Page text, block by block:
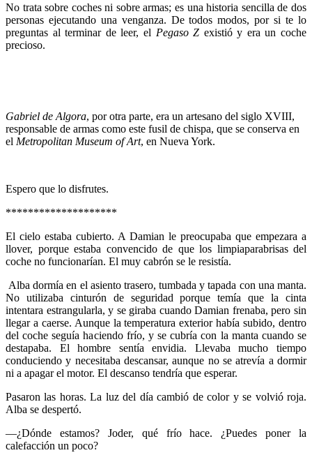
No trata sobre coches ni sobre armas; es una historia sencilla de dos
personas ejecutando una venganza. De todos modos, por si te lo
preguntas al terminar de leer, el Pegaso Z existió y era un coche
precioso.
Gabriel de Algora, por otra parte, era un artesano del siglo XVIII,
responsable de armas como este fusil de chispa, que se conserva en
el Metropolitan Museum of Art, en Nueva York.
Espero que lo disfrutes.
********************
El cielo estaba cubierto. A Damian le preocupaba que empezara a
llover, porque estaba convencido de que los limpiaparabrisas del
coche no funcionarían. El muy cabrón se le resistía.
Alba dormía en el asiento trasero, tumbada y tapada con una manta.
No utilizaba cinturón de seguridad porque temía que la cinta
intentara estrangularla, y se giraba cuando Damian frenaba, pero sin
llegar a caerse. Aunque la temperatura exterior había subido, dentro
del coche seguía haciendo frío, y se cubría con la manta cuando se
destapaba. El hombre sentía envidia. Llevaba mucho tiempo
conduciendo y necesitaba descansar, aunque no se atrevía a dormir
ni a apagar el motor. El descanso tendría que esperar.
Pasaron las horas. La luz del día cambió de color y se volvió roja.
Alba se despertó.
—¿Dónde estamos? Joder, qué frío hace. ¿Puedes poner la
calefacción un poco?